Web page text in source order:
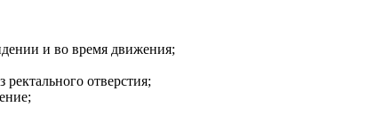
и во время движения;
отверстия;